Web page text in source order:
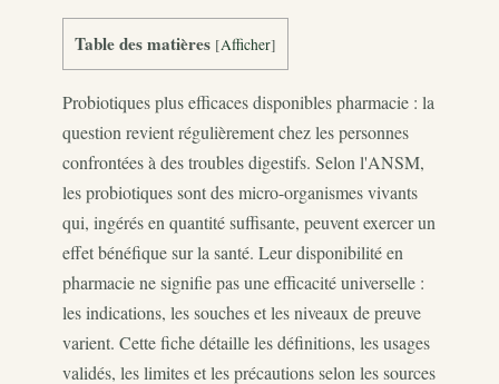
Table des matières [Afficher]
Probiotiques plus efficaces disponibles pharmacie : la
question revient régulièrement chez les personnes
confrontées à des troubles digestifs. Selon l'ANSM,
les probiotiques sont des micro-organismes vivants
qui, ingérés en quantité suffisante, peuvent exercer un
effet bénéfique sur la santé. Leur disponibilité en
pharmacie ne signifie pas une efficacité universelle :
les indications, les souches et les niveaux de preuve
varient. Cette fiche détaille les définitions, les usages
validés, les limites et les précautions selon les sources